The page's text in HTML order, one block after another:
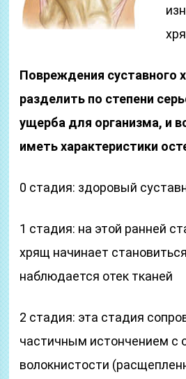
Повреждения суставного
разделить по степени
ущерба для организма, и
иметь характеристики
0 стадия: здоровый
1 стадия: на этой ранней
хрящ начинает
наблюдается отек тканей
2 стадия: эта стадия
частичным истончением с
волокнистости